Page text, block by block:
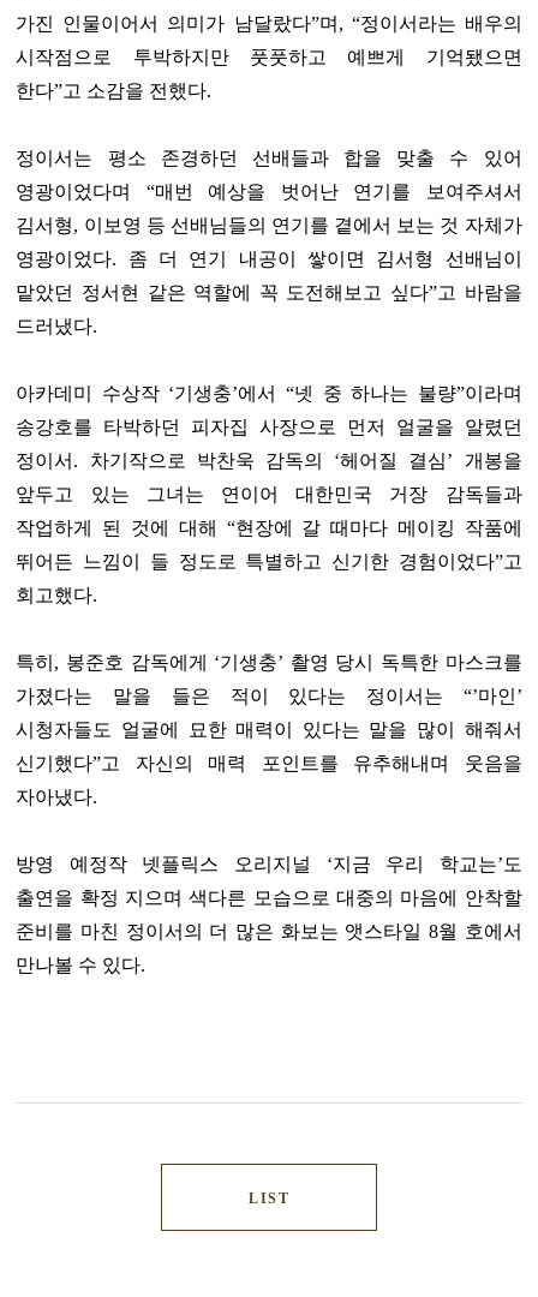
가진 인물이어서 의미가 남달랐다”며, “정이서라는 배우의
시작점으로 투박하지만 풋풋하고 예쁘게 기억됐으면
한다”고 소감을 전했다.
정이서는 평소 존경하던 선배들과 합을 맞출 수 있어
영광이었다며 “매번 예상을 벗어난 연기를 보여주셔서
김서형, 이보영 등 선배님들의 연기를 곁에서 보는 것 자체가
영광이었다. 좀 더 연기 내공이 쌓이면 김서형 선배님이
맡았던 정서현 같은 역할에 꼭 도전해보고 싶다”고 바람을
드러냈다.
아카데미 수상작 ‘기생충’에서 “넷 중 하나는 불량”이라며
송강호를 타박하던 피자집 사장으로 먼저 얼굴을 알렸던
정이서. 차기작으로 박찬욱 감독의 ‘헤어질 결심’ 개봉을
앞두고 있는 그녀는 연이어 대한민국 거장 감독들과
작업하게 된 것에 대해 “현장에 갈 때마다 메이킹 작품에
뛰어든 느낌이 들 정도로 특별하고 신기한 경험이었다”고
회고했다.
특히, 봉준호 감독에게 ‘기생충’ 촬영 당시 독특한 마스크를
가졌다는 말을 들은 적이 있다는 정이서는 “’마인’
시청자들도 얼굴에 묘한 매력이 있다는 말을 많이 해줘서
신기했다”고 자신의 매력 포인트를 유추해내며 웃음을
자아냈다.
방영 예정작 넷플릭스 오리지널 ‘지금 우리 학교는’도
출연을 확정 지으며 색다른 모습으로 대중의 마음에 안착할
준비를 마친 정이서의 더 많은 화보는 앳스타일 8월 호에서
만나볼 수 있다.
LIST